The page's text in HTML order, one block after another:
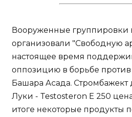
Вооруженные группировки
организовали "Свободную
настоящее время
оппозицию в борьбе против
Башара Асада. Стромбажект
Луки - Testosteron E 250
итоге некоторые продукты